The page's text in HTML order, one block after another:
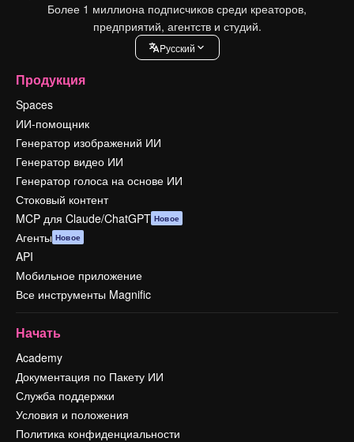
Более 1 миллиона подписчиков среди креаторов,
предприятий, агентств и студий.
Pусский
Продукция
Spaces
ИИ-помощник
Генератор изображений ИИ
Генератор видео ИИ
Генератор голоса на основе ИИ
Стоковый контент
MCP для Claude/ChatGPT Новое
Агенты Новое
API
Мобильное приложение
Все инструменты Magnific
Начать
Academy
Документация по Пакету ИИ
Служба поддержки
Условия и положения
Политика конфиденциальности